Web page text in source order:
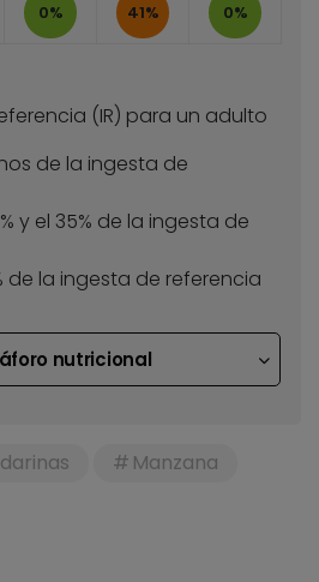
0% 41% 0%
(IR) para un adulto
de la ingesta de
y el 35% de la ingesta de
de la ingesta de referencia
nutricional
Manzana